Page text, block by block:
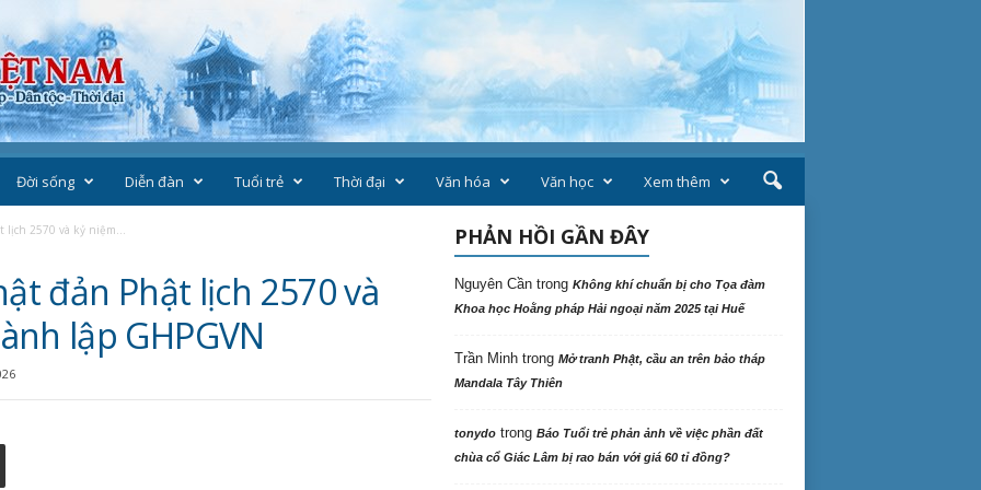
Đời sống Diễn đàn Tuổi trẻ Thời đại Văn hóa Văn học Xem thêm
lịch 2570 và kỷ niệm...
đản Phật lịch 2570 và
lập GHPGVN
PHẢN HỒI GẦN ĐÂY
Nguyên Cầntrong Không khí chuẩn bị cho Tọa đàm
Khoa học Hoằng pháp Hải ngoại năm 2025 tại Huế
Trần Minhtrong Mở tranh Phật, cầu an trên bảo tháp
Mandala Tây Thiên
tonydotrong Báo Tuổi trẻ phản ảnh về việc phần đất
chùa cổ Giác Lâm bị rao bán với giá 60 tỉ đồng?